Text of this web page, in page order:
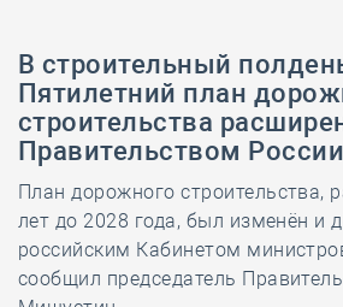
В строительный
Пятилетний план
строительства
Правительством России
План дорожного строительства,
лет до 2028 года, был изменён и
российским Кабинетом
сообщил председатель